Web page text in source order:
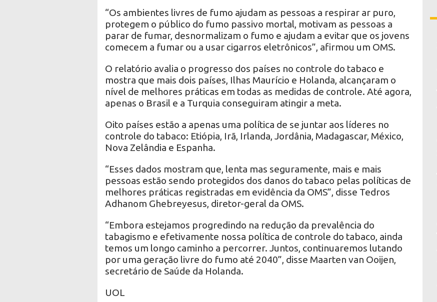
“Os ambientes livres de fumo ajudam as pessoas a respirar ar puro,
protegem o público do fumo passivo mortal, motivam as pessoas a
parar de fumar, desnormalizam o fumo e ajudam a evitar que os jovens
comecem a fumar ou a usar cigarros eletrônicos”, afirmou um OMS.
O relatório avalia o progresso dos países no controle do tabaco e
mostra que mais dois países, Ilhas Maurício e Holanda, alcançaram o
nível de melhores práticas em todas as medidas de controle. Até agora,
apenas o Brasil e a Turquia conseguiram atingir a meta.
Oito países estão a apenas uma política de se juntar aos líderes no
controle do tabaco: Etiópia, Irã, Irlanda, Jordânia, Madagascar, México,
Nova Zelândia e Espanha.
“Esses dados mostram que, lenta mas seguramente, mais e mais
pessoas estão sendo protegidos dos danos do tabaco pelas políticas de
melhores práticas registradas em evidência da OMS”, disse Tedros
Adhanom Ghebreyesus, diretor-geral da OMS.
“Embora estejamos progredindo na redução da prevalência do
tabagismo e efetivamente nossa política de controle do tabaco, ainda
temos um longo caminho a percorrer. Juntos, continuaremos lutando
por uma geração livre do fumo até 2040”, disse Maarten van Ooijen,
secretário de Saúde da Holanda.
UOL